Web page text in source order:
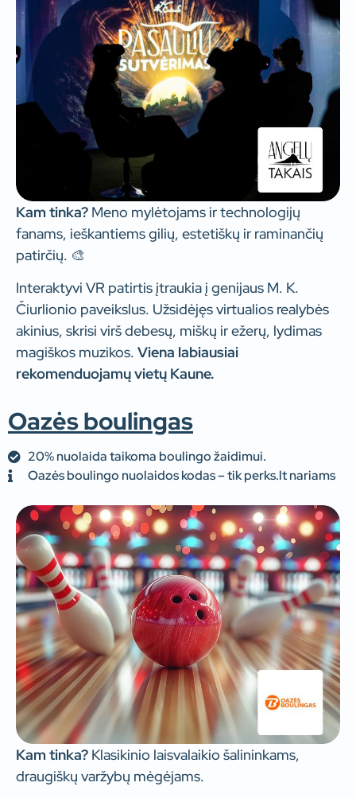
Kam tinka? Meno mylėtojams ir technologijų
fanams, ieškantiems gilių, estetiškų ir raminančių
patirčių. 🎨
Interaktyvi VR patirtis įtraukia į genijaus M. K.
Čiurlionio paveikslus. Užsidėjęs virtualios realybės
akinius, skrisi virš debesų, miškų ir ežerų, lydimas
magiškos muzikos. Viena labiausiai
rekomenduojamų vietų Kaune.
Oazės boulingas
20% nuolaida taikoma boulingo žaidimui.
Oazės boulingo nuolaidos kodas – tik perks.lt nariams
Kam tinka? Klasikinio laisvalaikio šalininkams,
draugiškų varžybų mėgėjams.